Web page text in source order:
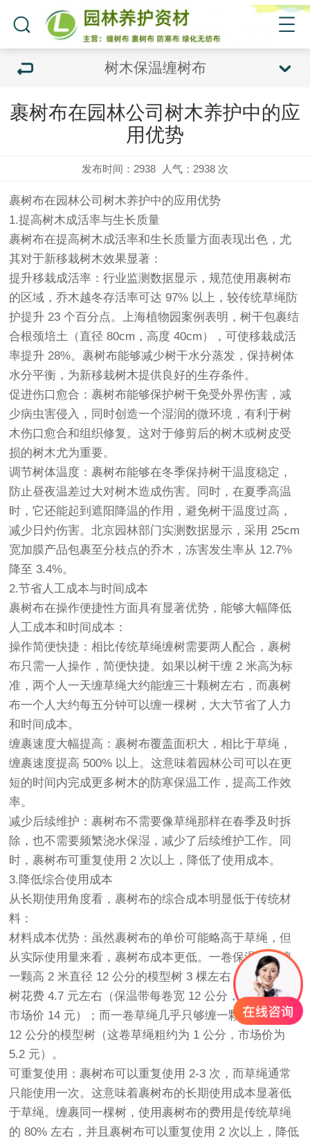
树木保温缠树布
裹树布在园林公司树木养护中的应
用优势
发布时间：2938 人气： 2938 次
裹树布在园林公司树木养护中的应用优势
1.提高树木成活率与生长质量
裹树布在提高树木成活率和生长质量方面表现出色，尤
其对于新移栽树木效果显著：
提升移栽成活率：行业监测数据显示，规范使用裹树布
的区域，乔木越冬存活率可达 97% 以上，较传统草绳防
护提升 23 个百分点。上海植物园案例表明，树干包裹结
合根颈培土（直径 80cm，高度 40cm），可使移栽成活
率提升 28%。裹树布能够减少树干水分蒸发，保持树体
水分平衡，为新移栽树木提供良好的生存条件。
促进伤口愈合：裹树布能够保护树干免受外界伤害，减
少病虫害侵入，同时创造一个湿润的微环境，有利于树
木伤口愈合和组织修复。这对于修剪后的树木或树皮受
损的树木尤为重要。
调节树体温度：裹树布能够在冬季保持树干温度稳定，
防止昼夜温差过大对树木造成伤害。同时，在夏季高温
时，它还能起到遮阳降温的作用，避免树干温度过高，
减少日灼伤害。北京园林部门实测数据显示，采用 25cm
宽加膜产品包裹至分枝点的乔木，冻害发生率从 12.7%
降至 3.4%。
2.节省人工成本与时间成本
裹树布在操作便捷性方面具有显著优势，能够大幅降低
人工成本和时间成本：
操作简便快捷：相比传统草绳缠树需要两人配合，裹树
布只需一人操作，简便快捷。如果以树干缠 2 米高为标
准，两个人一天缠草绳大约能缠三十颗树左右，而裹树
布一个人大约每五分钟可以缠一棵树，大大节省了人力
和时间成本。
缠裹速度大幅提高：裹树布覆盖面积大，相比于草绳，
缠裹速度提高 500% 以上。这意味着园林公司可以在更
短的时间内完成更多树木的防寒保温工作，提高工作效
率。
减少后续维护：裹树布不需要像草绳那样在春季及时拆
除，也不需要频繁浇水保湿，减少了后续维护工作。同
时，裹树布可重复使用 2 次以上，降低了使用成本。
3.降低综合使用成本
从长期使用角度看，裹树布的综合成本明显低于传统材
料：
材料成本优势：虽然裹树布的单价可能略高于草绳，但
从实际使用量来看，裹树布成本更低。一卷保温带能缠
一颗高 2 米直径 12 公分的模型树 3 棵左右，平均每棵
树花费 4.7 元左右（保温带每卷宽 12 公分，长 20 米，
市场价 14 元）；而一卷草绳几乎只够缠一颗高 2 米直径
12 公分的模型树（这卷草绳粗约为 1 公分，市场价为
5.2 元）。
可重复使用：裹树布可以重复使用 2-3 次，而草绳通常
只能使用一次。这意味着裹树布的长期使用成本显著低
于草绳。缠裹同一棵树，使用裹树布的费用是传统草绳
的 80% 左右，并且裹树布可以重复使用 2 次以上，降低